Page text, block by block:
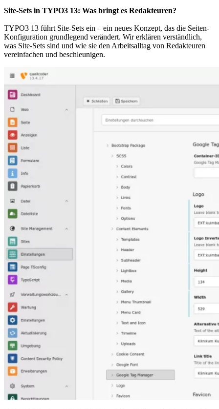
Site-Sets in TYPO3 13: Was bringt es Redakteuren?
TYPO3 13 führt Site-Sets ein – ein neues Konzept, das die Seiten-
Konfiguration grundlegend verändert. Wir erklären verständlich,
was Site-Sets sind und wie sie den Arbeitsalltag von Redakteuren
vereinfachen und beschleunigen.